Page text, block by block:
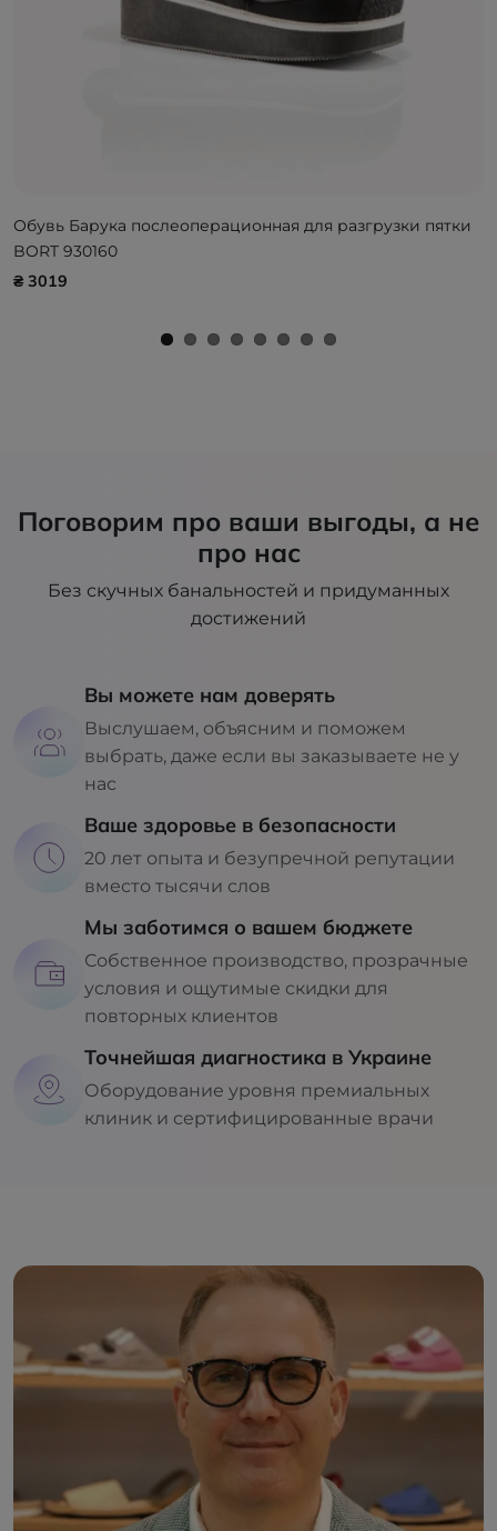
Обувь Барука послеоперационная для разгрузки пятки
BORT 930160
₴ 3019
Поговорим про ваши выгоды, а не
про нас
Без скучных банальностей и придуманных
достижений
Вы можете нам доверять
Выслушаем, объясним и поможем
выбрать, даже если вы заказываете не у
нас
Ваше здоровье в безопасности
20 лет опыта и безупречной репутации
вместо тысячи слов
Мы заботимся о вашем бюджете
Собственное производство, прозрачные
условия и ощутимые скидки для
повторных клиентов
Точнейшая диагностика в Украине
Оборудование уровня премиальных
клиник и сертифицированные врачи